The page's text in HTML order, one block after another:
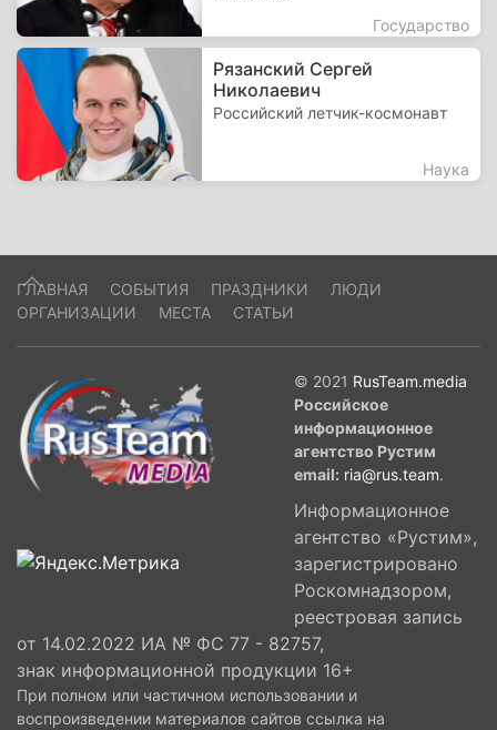
Государство
Рязанский Сергей
Николаевич
Российский летчик-космонавт
Наука
ГЛАВНАЯ СОБЫТИЯ ПРАЗДНИКИ
ЛЮДИ
ОРГАНИЗАЦИИ
МЕСТА СТАТЬИ
© 2021 RusTeam.media
Российское
информационное
агентство Рустим
email: ria@rus.team.
Информационное
агентство «Рустим»,
зарегистрировано
Роскомнадзором,
реестровая запись
от 14.02.2022 ИА № ФС 77 - 82757,
знак информационной продукции 16+
При полном или частичном использовании и
воспроизведении материалов сайтов ссылка на